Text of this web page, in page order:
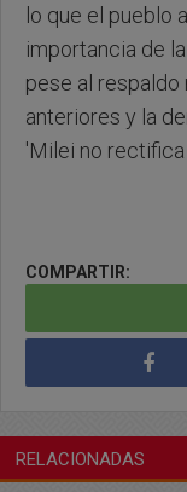
lo que el pueblo
importancia de
pese al respaldo
anteriores y la
'Milei no rectifica
COMPARTIR:
RELACIONADAS